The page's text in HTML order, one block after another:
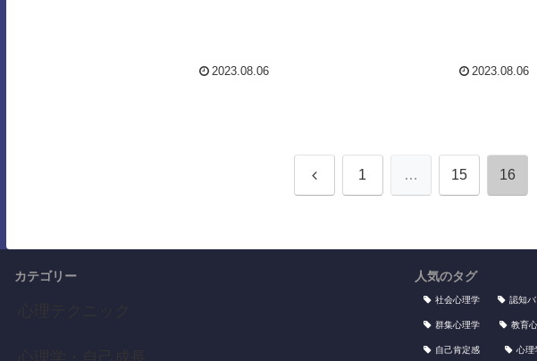
2023.08.06 2023.08.06
前 1 … 15 16
カテゴリー 人気のタグ
社会心理学 認知
群集心理学 教育
自己肯定感 心理